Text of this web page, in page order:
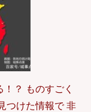
？ ものすごく
つけた情報で 非